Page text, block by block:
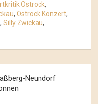
Ostrock,
, Ostrock Konzert,
, Silly Zwickau,
Neundorf